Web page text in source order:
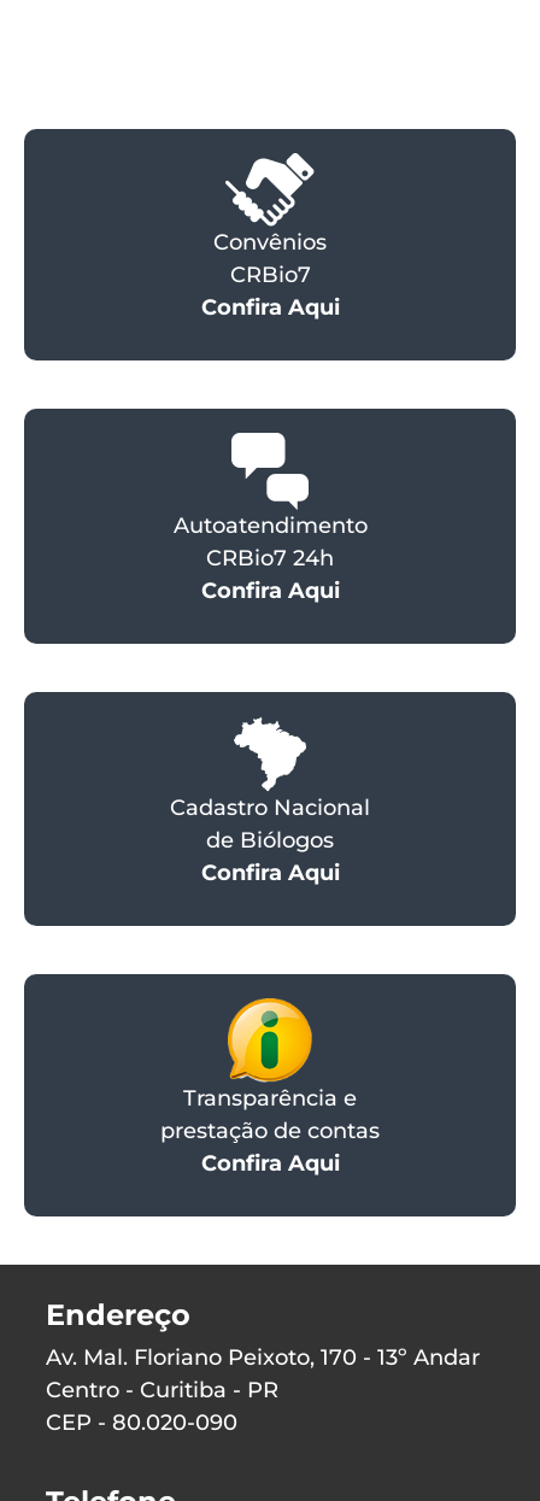
Convênios
CRBio7
Confira Aqui
Autoatendimento
CRBio7 24h
Confira Aqui
Cadastro Nacional
de Biólogos
Confira Aqui
Transparência e
prestação de contas
Confira Aqui
Endereço
Av. Mal. Floriano Peixoto, 170 - 13º Andar
Centro - Curitiba - PR
CEP - 80.020-090